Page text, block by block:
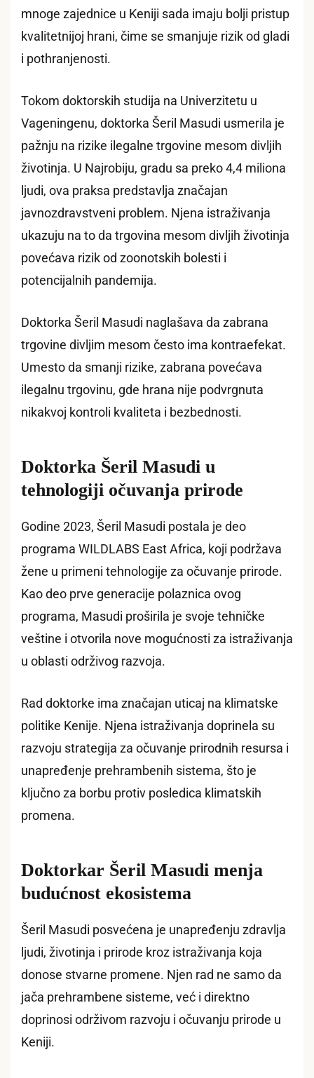
mnoge zajednice u Keniji sada imaju bolji pristup
kvalitetnijoj hrani, čime se smanjuje rizik od gladi
i pothranjenosti.
Tokom doktorskih studija na Univerzitetu u
Vageningenu, doktorka Šeril Masudi usmerila je
pažnju na rizike ilegalne trgovine mesom divljih
životinja. U Najrobiju, gradu sa preko 4,4 miliona
ljudi, ova praksa predstavlja značajan
javnozdravstveni problem. Njena istraživanja
ukazuju na to da trgovina mesom divljih životinja
povećava rizik od zoonotskih bolesti i
potencijalnih pandemija.
Doktorka Šeril Masudi naglašava da zabrana
trgovine divljim mesom često ima kontraefekat.
Umesto da smanji rizike, zabrana povećava
ilegalnu trgovinu, gde hrana nije podvrgnuta
nikakvoj kontroli kvaliteta i bezbednosti.
Doktorka Šeril Masudi u
tehnologiji očuvanja prirode
Godine 2023, Šeril Masudi postala je deo
programa WILDLABS East Africa, koji podržava
žene u primeni tehnologije za očuvanje prirode.
Kao deo prve generacije polaznica ovog
programa, Masudi proširila je svoje tehničke
veštine i otvorila nove mogućnosti za istraživanja
u oblasti održivog razvoja.
Rad doktorke ima značajan uticaj na klimatske
politike Kenije. Njena istraživanja doprinela su
razvoju strategija za očuvanje prirodnih resursa i
unapređenje prehrambenih sistema, što je
ključno za borbu protiv posledica klimatskih
promena.
Doktorkar Šeril Masudi menja
budućnost ekosistema
Šeril Masudi posvećena je unapređenju zdravlja
ljudi, životinja i prirode kroz istraživanja koja
donose stvarne promene. Njen rad ne samo da
jača prehrambene sisteme, već i direktno
doprinosi održivom razvoju i očuvanju prirode u
Keniji.